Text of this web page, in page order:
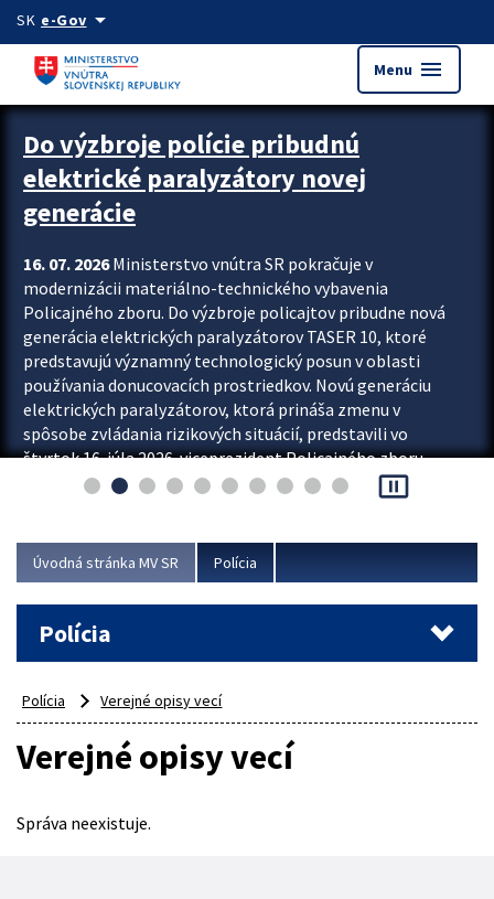
Preskocit na hlavný obsah
SK e-Govarrow_drop_down
Menu menu
Zastavit automatický posun upútavok
Do výzbroje polície pribudnú
elektrické paralyzátory novej
generácie
16. 07. 2026Ministerstvo vnútra SR pokračuje v
modernizácii materiálno-technického vybavenia
Policajného zboru. Do výzbroje policajtov pribudne nová
generácia elektrických paralyzátorov TASER 10, ktoré
predstavujú významný technologický posun v oblasti
používania donucovacích prostriedkov. Novú generáciu
elektrických paralyzátorov, ktorá prináša zmenu v
spôsobe zvládania rizikových situácií, predstavili vo
štvrtok 16. júla 2026 viceprezident Policajného zboru
Rastislav Polakovič a riaditeľ odboru výcviku...
pause_presentation
Úvodná stránka MV SR Polícia
Polícia
Polícia Verejné opisy vecí
Verejné opisy vecí
Správa neexistuje.